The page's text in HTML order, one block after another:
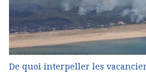
De quoi interpeller les